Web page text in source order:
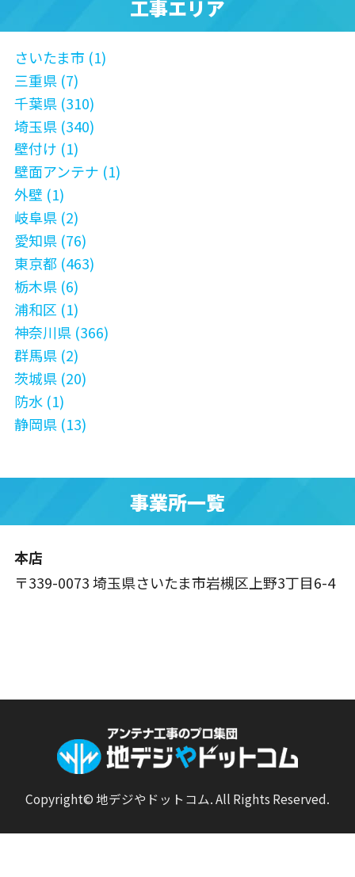
工事エリア
さいたま市 (1)
三重県 (7)
千葉県 (310)
埼玉県 (340)
壁付け (1)
壁面アンテナ (1)
外壁 (1)
岐阜県 (2)
愛知県 (76)
東京都 (463)
栃木県 (6)
浦和区 (1)
神奈川県 (366)
群馬県 (2)
茨城県 (20)
防水 (1)
静岡県 (13)
事業所一覧
本店
〒339-0073 埼玉県さいたま市岩槻区上野3丁目6-4
Copyright© 地デジやドットコム. All Rights Reserved.